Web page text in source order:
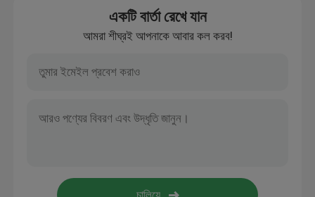
একটি বার্তা রেখে যান
আমরা শীঘ্রই আপনাকে আবার কল করব!